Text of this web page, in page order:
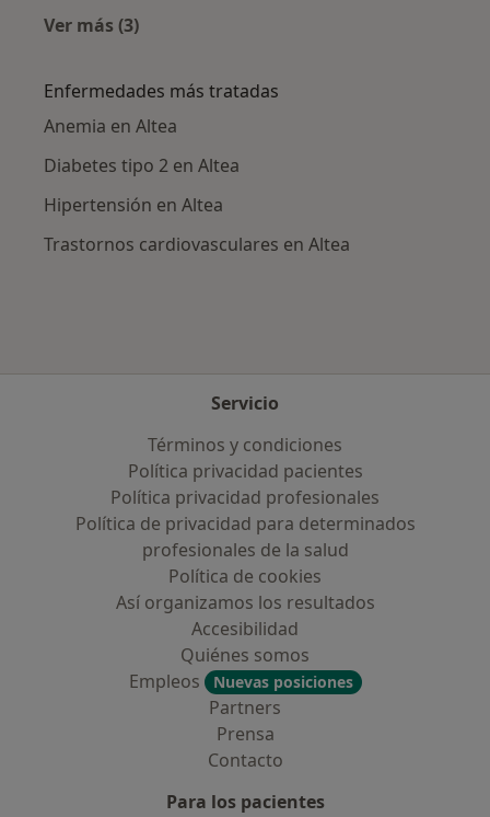
Ver más (3)
Enfermedades más tratadas
Anemia en Altea
Diabetes tipo 2 en Altea
Hipertensión en Altea
Trastornos cardiovasculares en Altea
Servicio
Términos y condiciones
Política privacidad pacientes
Política privacidad profesionales
Política de privacidad para determinados
profesionales de la salud
Política de cookies
Así organizamos los resultados
Accesibilidad
Quiénes somos
Empleos
Nuevas posiciones
Partners
Prensa
Contacto
Para los pacientes